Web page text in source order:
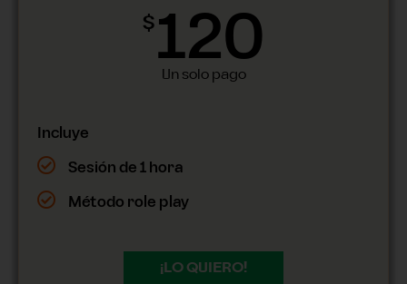
$120
Un solo pago
Incluye
Sesión de 1 hora
Método role play
¡LO QUIERO!